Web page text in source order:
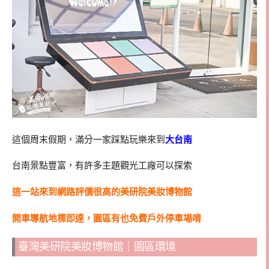
這個周末假期，滿分一家踩點玩樂來到 大台南
台南景點豐富，有許多主題觀光工廠可以探索
這一站來到網路評價很高的美研院美妝博物館
開車導航地標即達，園區有也免費戶外停車場唷
臺灣美研院美妝博物館｜園區環境